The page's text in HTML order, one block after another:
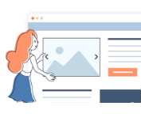
-"Red
Description